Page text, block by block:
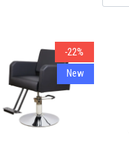
-22%
New